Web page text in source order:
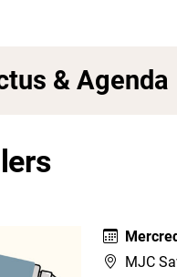
& Agenda
MJC